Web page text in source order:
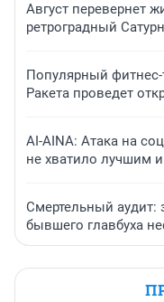
Август перевернет
ретроградный
Популярный
Ракета проведет
AI-AINA: Атака на
не хватило лучшим
Смертельный аудит:
бывшего главбуха